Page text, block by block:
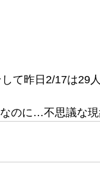
て昨日2/17は29
のに…不思議な現